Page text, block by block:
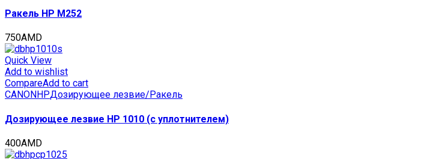
Ракель HP M252
750AMD
Quick View
Add to wishlist
CompareAdd to cart
CANON HPДозирующее лезвие/Ракель
Дозирующее лезвие HP 1010 (с уплотнителем)
400AMD